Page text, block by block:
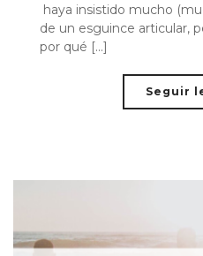
haya insistido mucho
de un esguince articular,
por qué [...]
Seguir